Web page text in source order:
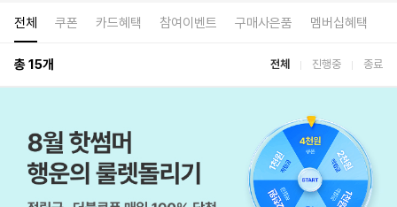
전체 쿠폰 카드혜택 참여이벤트 구매사은품 멤버십혜택
총 15개 전체 진행중 종료